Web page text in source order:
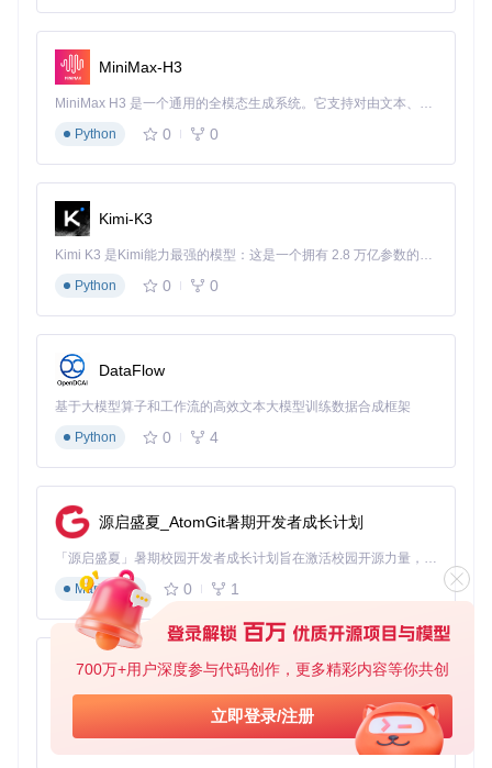
700万+用户深度参与代码创作，更多精彩内容等你共创
立即登录/注册
encent\QQNT\QQ.exe）
如未自动找到，点击"浏览"手动选择QQ.exe文件
点击"开始安装"，等待进度条完成（通常需要1-3分钟）
方案B：Python脚本安装（进阶用户选择）
确保已安装Python 3.8或更高版本环境
git
cd LiteLoaderQQNT_Install
运行安装脚本：
进行二次开发的用户，可通过python install_window
s.py --help查看高级选项
化解权限难题：管理员权限获取全方案
安装过程中若遇到"权限不足"或"拒绝访问"错误，可按以下方
案逐步尝试解决：
快速解决方案：右键管理员运行
找到安装程序（install_windows.exe）
右键点击文件
选择"以管理员身份运行"选项
命令行强制授权：高级用户方案
打开运行窗口
Ctrl + Shift + Enter
以管理员身份
MiniMax-H3
MiniMax H3 是一个通用的全模态生成系统。它支持对由文本、图像、视频和音频组成的多模态上下文进行统一理解，并能生成分辨率高达 2K、时长可达 15 秒的带原生立体声音频的视频。得益于面向任务泛化的系统设计，H3 在预训练阶段就已具备广泛的多模态上下文理解与生成能力，能够出色地执行复杂的多模态指令。
Python
0 0
Kimi-K3
Kimi K3 是Kimi能力最强的模型：这是一个拥有 2.8 万亿参数的混合专家（MoE）模型，具备原生视觉理解能力，并支持 100 万 token 的上下文窗口。
Python
0 0
DataFlow
基于大模型算子和工作流的高效文本大模型训练数据合成框架
Python
0 4
源启盛夏_AtomGit暑期开发者成长计划
「源启盛夏」暑期校园开发者成长计划旨在激活校园开源力量，通过积分激励、认证扶持、资源倾斜等形式，引导高校组织和开发者完成「入驻 — 建项目 — 做贡献 — 获认证 — 得资源」的完整闭环。无论你是想带领社团入驻平台的组织者，还是希望用代码贡献证明自己的开发者，都能在这里找到属于你的成长路径。
Markdown
0 1
py-xiaozhi
基于Python的Xiaozhi AI，适用于想要完整Xiaozhi体验而无需拥有专用硬件的用户。
Python
0 1